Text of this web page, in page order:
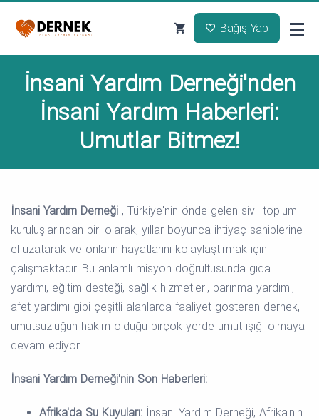
Bağış Yap
İnsani Yardım Derneği'nden
İnsani Yardım Haberleri:
Umutlar Bitmez!
İnsani Yardım Derneği , Türkiye'nin önde gelen sivil toplum
kuruluşlarından biri olarak, yıllar boyunca ihtiyaç sahiplerine
el uzatarak ve onların hayatlarını kolaylaştırmak için
çalışmaktadır. Bu anlamlı misyon doğrultusunda gıda
yardımı, eğitim desteği, sağlık hizmetleri, barınma yardımı,
afet yardımı gibi çeşitli alanlarda faaliyet gösteren dernek,
umutsuzluğun hakim olduğu birçok yerde umut ışığı olmaya
devam ediyor.
İnsani Yardım Derneği'nin Son Haberleri:
Afrika'da Su Kuyuları: İnsani Yardım Derneği, Afrika'nın